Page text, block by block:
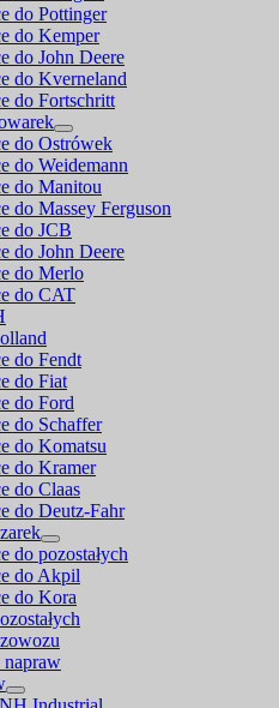
do Pottinger
do Kemper
do John Deere
do Kverneland
do Fortschritt
do Ostrówek
do Weidemann
do Manitou
do Massey Ferguson
do JCB
do John Deere
do Merlo
do CAT
do Fendt
do Fiat
do Ford
do Schaffer
do Komatsu
do Kramer
do Claas
do Deutz-Fahr
do pozostałych
do Akpil
do Kora